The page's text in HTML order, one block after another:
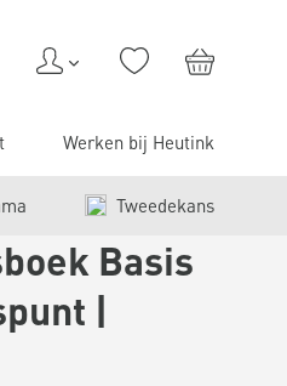
Werken bij Heutink
Tweedekans
Basis
|